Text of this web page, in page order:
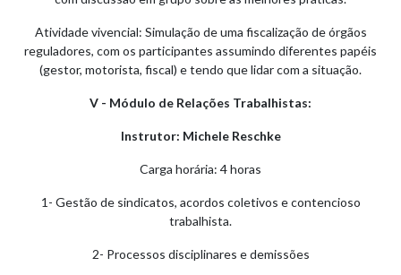
Atividade vivencial: Simulação de uma fiscalização de órgãos
reguladores, com os participantes assumindo diferentes papéis
(gestor, motorista, fiscal) e tendo que lidar com a situação.
V - Módulo de Relações Trabalhistas:
Instrutor: Michele Reschke
Carga horária: 4 horas
1- Gestão de sindicatos, acordos coletivos e contencioso
trabalhista.
2- Processos disciplinares e demissões